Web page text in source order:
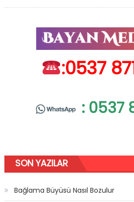
:0537
: 0537
SON YAZILAR
Bağlama Büyüsü Nasıl Bozulur